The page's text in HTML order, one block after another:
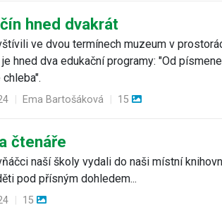
hned dvakrát
ve dvou termínech muzeum v
hned dva edukační programy: "Od
Ema Bartošáková 15
čtenáře
naší školy vydali do naši místní
pod přísným dohledem...
15